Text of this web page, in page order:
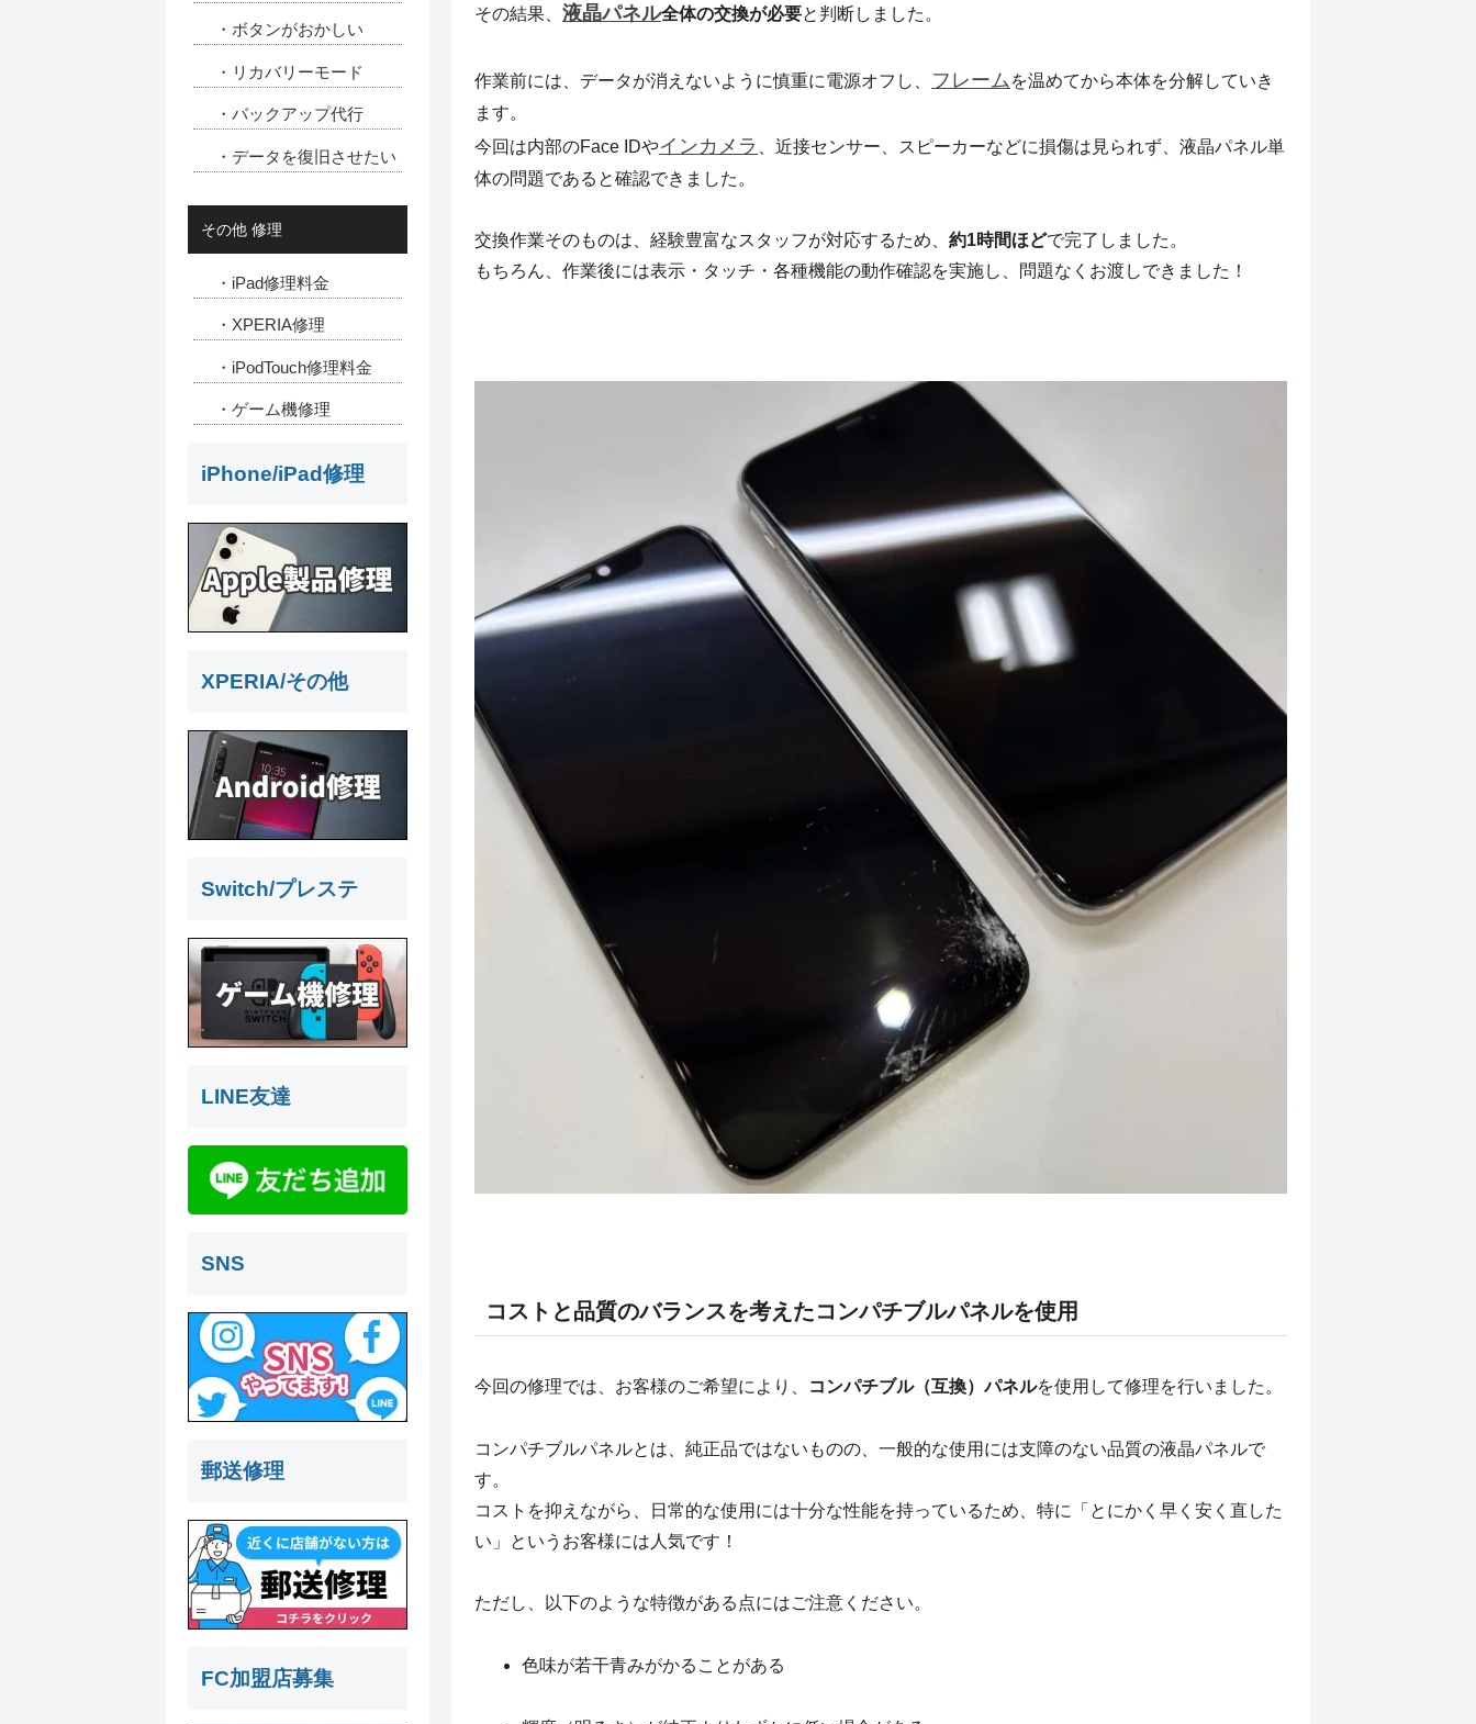
その結果、 液晶パネル全体の交換が必要と判断しました。
作業前には、データが消えないように慎重に電源オフし、 フレーム を温めてから本体を分解していき
ます。
今回は内部のFace IDやインカメラ
、近接センサー、スピーカーなどに損傷は見られず、液晶パネル単
体の問題であると確認できました。
交換作業そのものは、経験豊富なスタッフが対応するため、 約1時間ほどで完了しました。
もちろん、作業後には表示・タッチ・各種機能の動作確認を実施し、問題なくお渡しできました！
コストと品質のバランスを考えたコンパチブルパネルを使用
今回の修理では、お客様のご希望により、 コンパチブル（互換）パネルを使用して修理を行いました。
コンパチブルパネルとは、純正品ではないものの、一般的な使用には支障のない品質の液晶パネルで
す。
コストを抑えながら、日常的な使用には十分な性能を持っているため、特に「とにかく早く安く直した
い」というお客様には人気です！
ただし、以下のような特徴がある点にはご注意ください。
色味が若干青みがかることがある
・ボタンがおかしい
・リカバリーモード
・バックアップ代行
・データを復旧させたい
その他 修理
・iPad修理料金
・XPERIA修理
・iPodTouch修理料金
・ゲーム機修理
iPhone/iPad修理
XPERIA/その他
Switch/プレステ
LINE友達
SNS
郵送修理
FC加盟店募集